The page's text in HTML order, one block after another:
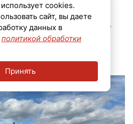
стала церемония
гражданин города Луга».
власти отметили
вручив им
письма.
cookies.
сайт, вы даете
данных в
политикой обработки
Принять